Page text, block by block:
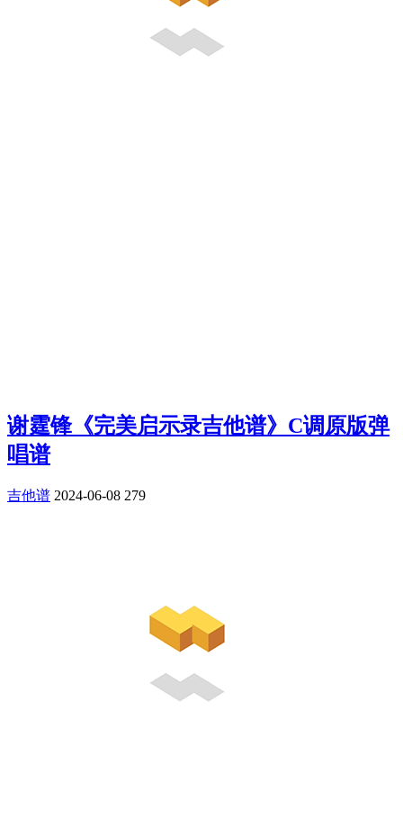
谢霆锋《完美启示录吉他谱》C调原版弹
唱谱
吉他谱 2024-06-08 279